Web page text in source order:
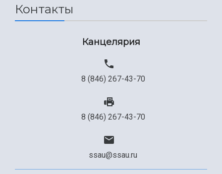
Контакты
Канцелярия
8 (846) 267-43-70
8 (846) 267-43-70
ssau@ssau.ru